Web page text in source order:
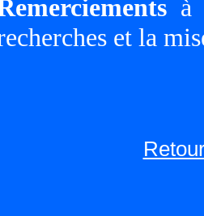
à
et la